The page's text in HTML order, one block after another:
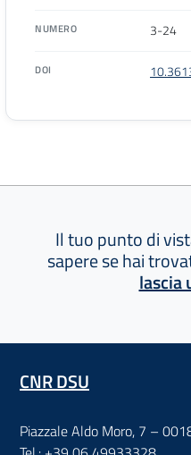
NUMERO 3-24
DOI
Il tuo punto di
sapere se hai
lascia
CNR DSU
Piazzale Aldo Moro, 7 –